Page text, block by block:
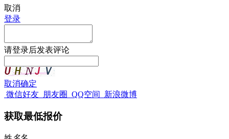
取消
登录
请登录后发表评论
取消确定
微信好友 朋友圈 QQ空间 新浪微博
获取最低报价